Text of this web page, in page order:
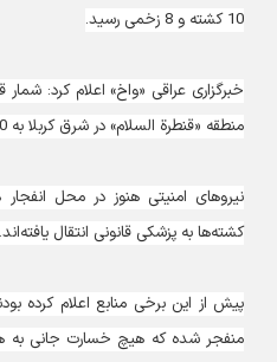
10 کشته و 8 زخمی رسید.
خبرگزاری عراقی «واخ» اعلام کرد: شمار
منطقه «قنطرة السلام» در شرق کربلا به 10 کشته و 8 زخمی رسید.
نیروهای امنیتی هنوز در محل انفجار
کشته‌ها به پزشکی قانونی انتقال یافته‌اند.
پیش از این برخی منابع اعلام کرده
منفجر شده که هیچ خسارت جانی به